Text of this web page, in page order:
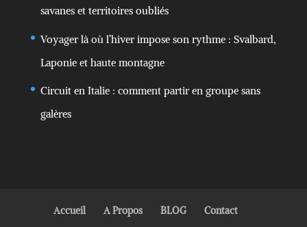
savanes et territoires oubliés
Voyager là où l’hiver impose son rythme : Svalbard,
Laponie et haute montagne
Circuit en Italie : comment partir en groupe sans
galères
Accueil A Propos BLOG Contact